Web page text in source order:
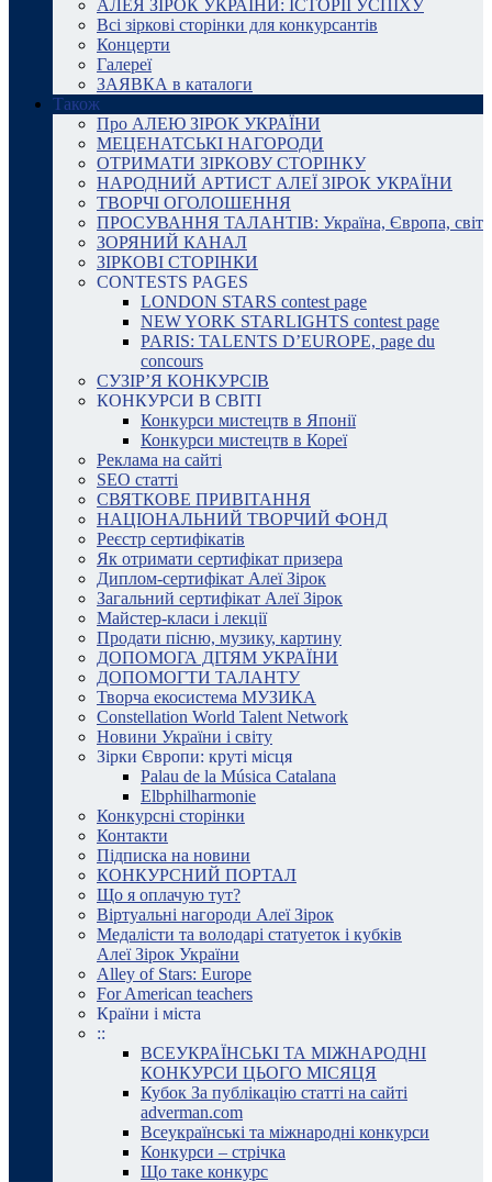
АЛЕЯ ЗІРОК УКРАЇНИ: ІСТОРІЇ УСПІХУ
Всі зіркові сторінки для конкурсантів
Концерти
Галереї
ЗАЯВКА в каталоги
Також
Про АЛЕЮ ЗІРОК УКРАЇНИ
МЕЦЕНАТСЬКІ НАГОРОДИ
ОТРИМАТИ ЗІРКОВУ СТОРІНКУ
НАРОДНИЙ АРТИСТ АЛЕЇ ЗІРОК УКРАЇНИ
ТВОРЧІ ОГОЛОШЕННЯ
ПРОСУВАННЯ ТАЛАНТІВ: Україна, Європа, світ
ЗОРЯНИЙ КАНАЛ
ЗІРКОВІ СТОРІНКИ
CONTESTS PAGES
LONDON STARS contest page
NEW YORK STARLIGHTS contest page
PARIS: TALENTS D’EUROPE, page du
concours
СУЗІР’Я КОНКУРСІВ
КОНКУРСИ В СВІТІ
Конкурси мистецтв в Японії
Конкурси мистецтв в Кореї
Реклама на сайті
SEO статті
СВЯТКОВЕ ПРИВІТАННЯ
НАЦІОНАЛЬНИЙ ТВОРЧИЙ ФОНД
Реєстр сертифікатів
Як отримати сертифікат призера
Диплом-сертифікат Алеї Зірок
Загальний сертифікат Алеї Зірок
Майстер-класи і лекції
Продати пісню, музику, картину
ДОПОМОГА ДІТЯМ УКРАЇНИ
ДОПОМОГТИ ТАЛАНТУ
Творча екосистема МУЗИКА
Constellation World Talent Network
Новини України і світу
Зірки Європи: круті місця
Palau de la Música Catalana
Elbphilharmonie
Конкурсні сторінки
Контакти
Підписка на новини
КОНКУРСНИЙ ПОРТАЛ
Що я оплачую тут?
Віртуальні нагороди Алеї Зірок
Медалісти та володарі статуеток і кубків
Алеї Зірок України
Alley of Stars: Europe
For American teachers
Країни і міста
::
ВСЕУКРАЇНСЬКІ ТА МІЖНАРОДНІ
КОНКУРСИ ЦЬОГО МІСЯЦЯ
Кубок За публікацію статті на сайті
adverman.com
Всеукраїнські та міжнародні конкурси
Конкурси – стрічка
Що таке конкурс